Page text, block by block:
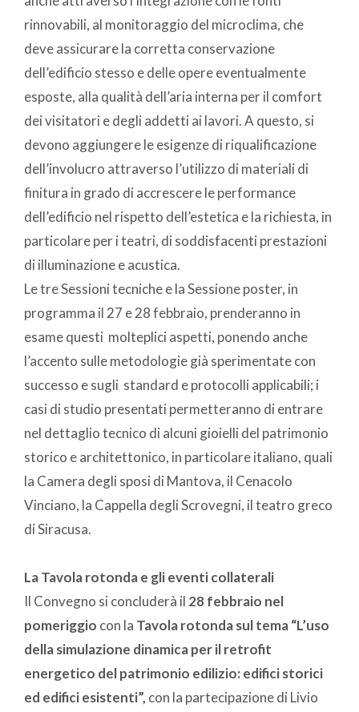
rinnovabili, al monitoraggio del microclima, che
deve assicurare la corretta conservazione
dell’edificio stesso e delle opere eventualmente
esposte, alla qualità dell’aria interna per il comfort
dei visitatori e degli addetti ai lavori. A questo, si
devono aggiungere le esigenze di riqualificazione
dell’involucro attraverso l’utilizzo di materiali di
finitura in grado di accrescere le performance
dell’edificio nel rispetto dell’estetica e la richiesta, in
particolare per i teatri, di soddisfacenti prestazioni
di illuminazione e acustica.
Le tre Sessioni tecniche e la Sessione poster, in
programma il 27 e 28 febbraio, prenderanno in
esame questi molteplici aspetti, ponendo anche
l’accento sulle metodologie già sperimentate con
successo e sugli standard e protocolli applicabili; i
casi di studio presentati permetteranno di entrare
nel dettaglio tecnico di alcuni gioielli del patrimonio
storico e architettonico, in particolare italiano, quali
la Camera degli sposi di Mantova, il Cenacolo
Vinciano, la Cappella degli Scrovegni, il teatro greco
di Siracusa.
La Tavola rotonda e gli eventi collaterali
Il Convegno si concluderà il 28 febbraio nel
pomeriggio con la Tavola rotonda sul tema “L’uso
della simulazione dinamica per il retrofit
energetico del patrimonio edilizio: edifici storici
ed edifici esistenti”, con la partecipazione di Livio